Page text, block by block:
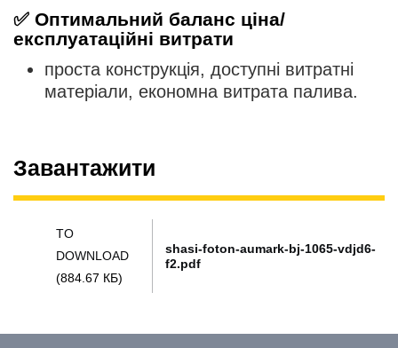
✅ Оптимальний баланс ціна/
експлуатаційні витрати
проста конструкція, доступні витратні
матеріали, економна витрата палива.
Завантажити
TO
DOWNLOAD
(884.67 КБ)
shasi-foton-aumark-bj-1065-vdjd6-
f2.pdf